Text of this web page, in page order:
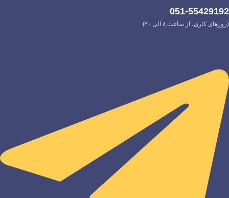
051-55429192
(روزهای کاری، از ساعت ۸ الی ۲۰)